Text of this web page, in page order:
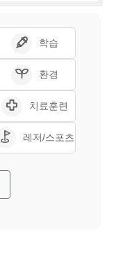
학습
환경
치료훈련
레저/스포츠